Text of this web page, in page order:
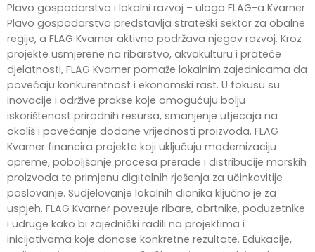
Plavo gospodarstvo i lokalni razvoj – uloga FLAG-a Kvarner
Plavo gospodarstvo predstavlja strateški sektor za obalne
regije, a FLAG Kvarner aktivno podržava njegov razvoj. Kroz
projekte usmjerene na ribarstvo, akvakulturu i prateće
djelatnosti, FLAG Kvarner pomaže lokalnim zajednicama da
povećaju konkurentnost i ekonomski rast. U fokusu su
inovacije i održive prakse koje omogućuju bolju
iskorištenost prirodnih resursa, smanjenje utjecaja na
okoliš i povećanje dodane vrijednosti proizvoda. FLAG
Kvarner financira projekte koji uključuju modernizaciju
opreme, poboljšanje procesa prerade i distribucije morskih
proizvoda te primjenu digitalnih rješenja za učinkovitije
poslovanje. Sudjelovanje lokalnih dionika ključno je za
uspjeh. FLAG Kvarner povezuje ribare, obrtnike, poduzetnike
i udruge kako bi zajednički radili na projektima i
inicijativama koje donose konkretne rezultate. Edukacije,